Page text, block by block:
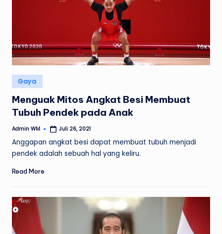
Posted
in
Gaya
Menguak Mitos Angkat Besi Membuat
Tubuh Pendek pada Anak
Posted
Admin WM Juli 26, 2021
Anggapan angkat besi dapat membuat tubuh menjadi
pendek adalah sebuah hal yang keliru.
Read More